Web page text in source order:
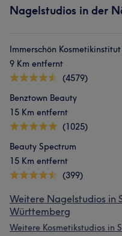
Nagelstudios in der
Immerschön
9 Km entfernt
(4579)
Benztown Beauty
15 Km entfernt
(1025)
Beauty Spectrum
15 Km entfernt
(399)
Weitere Nagelstudios in
Württemberg
Weitere Kosmetikstudios in